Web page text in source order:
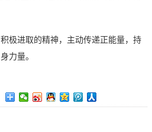
极进取的精神，主动传递正能量，持
力量。